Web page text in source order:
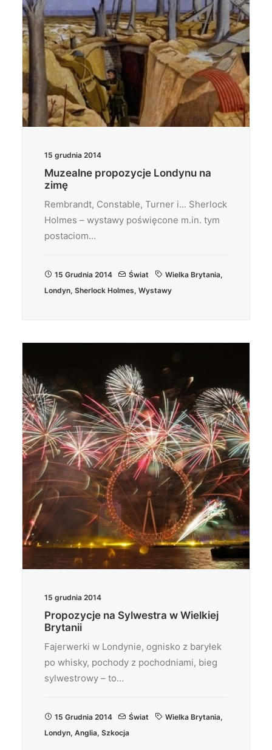
15 grudnia 2014
Muzealne propozycje Londynu na
zimę
Rembrandt, Constable, Turner i... Sherlock
Holmes – wystawy poświęcone m.in. tym
postaciom…
15 Grudnia 2014 Świat Wielka Brytania,
Londyn, Sherlock Holmes, Wystawy
15 grudnia 2014
Propozycje na Sylwestra w Wielkiej
Brytanii
Fajerwerki w Londynie, ognisko z baryłek
po whisky, pochody z pochodniami, bieg
sylwestrowy – to…
15 Grudnia 2014 Świat Wielka Brytania,
Londyn, Anglia, Szkocja